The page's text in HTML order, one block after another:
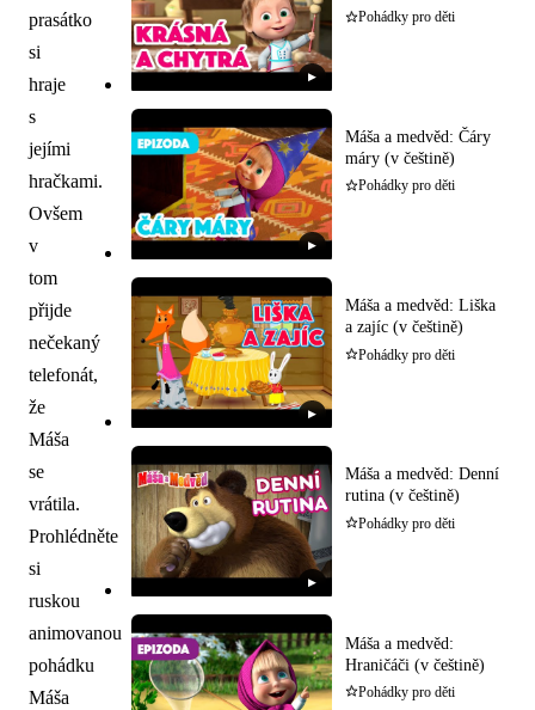
prasátko
si
hraje
s
jejími
hračkami.
Ovšem
v
tom
přijde
nečekaný
telefonát,
že
Máša
se
vrátila.
Prohlédněte
si
ruskou
animovanou
pohádku
Máša
▶
češtině)
Pohádky pro děti
▶
Máša a medvěd: Čáry
máry (v češtině)
Pohádky pro děti
▶
Máša a medvěd: Liška
a zajíc (v češtině)
Pohádky pro děti
▶
Máša a medvěd: Denní
rutina (v češtině)
Pohádky pro děti
Máša a medvěd:
Hraničáči (v češtině)
Pohádky pro děti